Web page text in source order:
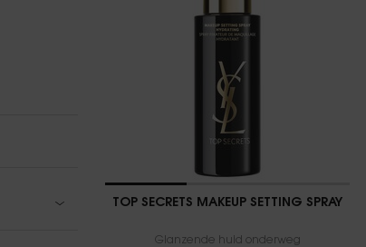
TOP SECRETS MAKEUP SETTING SPRAY
Glanzende huid onderweg